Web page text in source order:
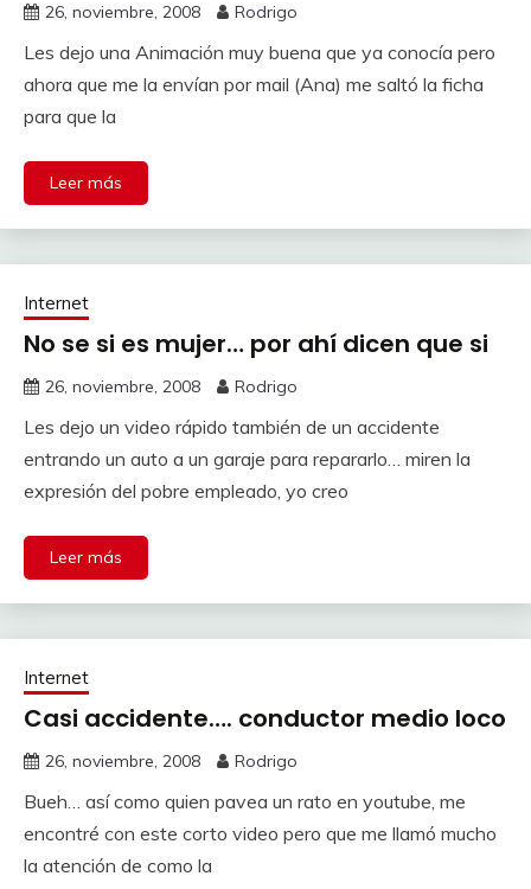
26, noviembre, 2008 Rodrigo
Les dejo una Animación muy buena que ya conocía pero
ahora que me la envían por mail (Ana) me saltó la ficha
para que la
Leer más
Internet
No se si es mujer… por ahí dicen que si
26, noviembre, 2008 Rodrigo
Les dejo un video rápido también de un accidente
entrando un auto a un garaje para repararlo… miren la
expresión del pobre empleado, yo creo
Leer más
Internet
Casi accidente…. conductor medio loco
26, noviembre, 2008 Rodrigo
Bueh… así como quien pavea un rato en youtube, me
encontré con este corto video pero que me llamó mucho
la atención de como la